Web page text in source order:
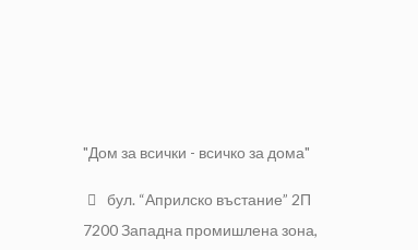
"Дом за всички - всичко за дома"
бул. “Априлско въстание” 2П
7200 Западна промишлена зона,